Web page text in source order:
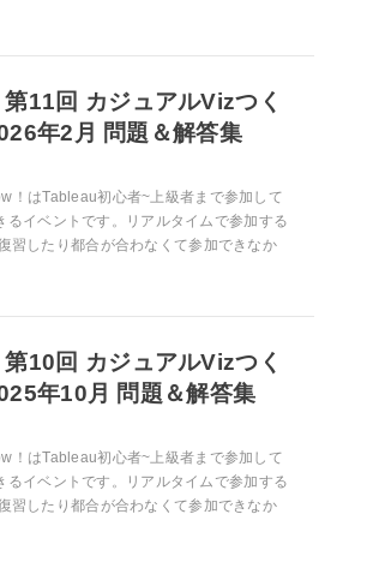
第11回 カジュアルVizつく
年2月 問題＆解答集
！はTableau初心者~上級者まで参加して
イベントです。リアルタイムで参加する
習したり都合が合わなくて参加できなか
第10回 カジュアルVizつく
年10月 問題＆解答集
！はTableau初心者~上級者まで参加して
イベントです。リアルタイムで参加する
習したり都合が合わなくて参加できなか